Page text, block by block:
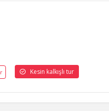
Kesin kalkışlı tur